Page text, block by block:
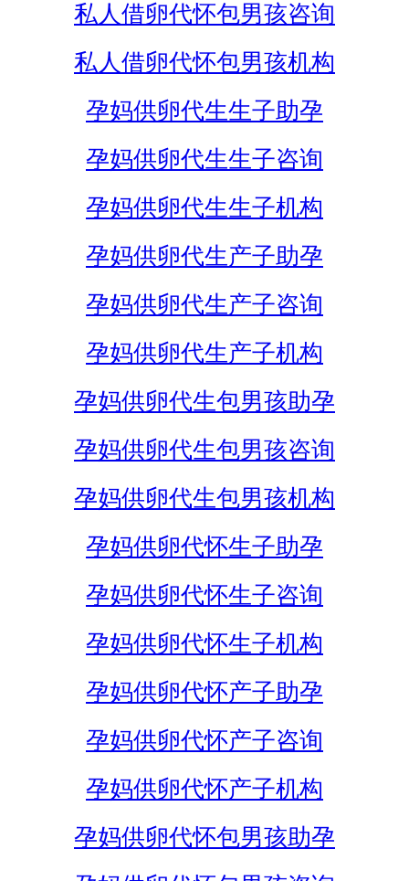
私人借卵代怀包男孩咨询
私人借卵代怀包男孩机构
孕妈供卵代生生子助孕
孕妈供卵代生生子咨询
孕妈供卵代生生子机构
孕妈供卵代生产子助孕
孕妈供卵代生产子咨询
孕妈供卵代生产子机构
孕妈供卵代生包男孩助孕
孕妈供卵代生包男孩咨询
孕妈供卵代生包男孩机构
孕妈供卵代怀生子助孕
孕妈供卵代怀生子咨询
孕妈供卵代怀生子机构
孕妈供卵代怀产子助孕
孕妈供卵代怀产子咨询
孕妈供卵代怀产子机构
孕妈供卵代怀包男孩助孕